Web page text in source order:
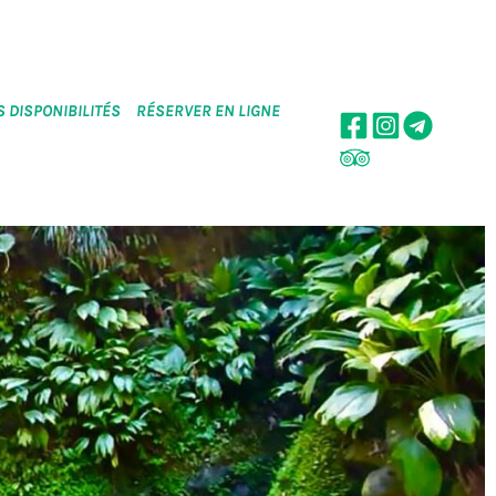
DISPONIBILITÉS RÉSERVER EN LIGNE